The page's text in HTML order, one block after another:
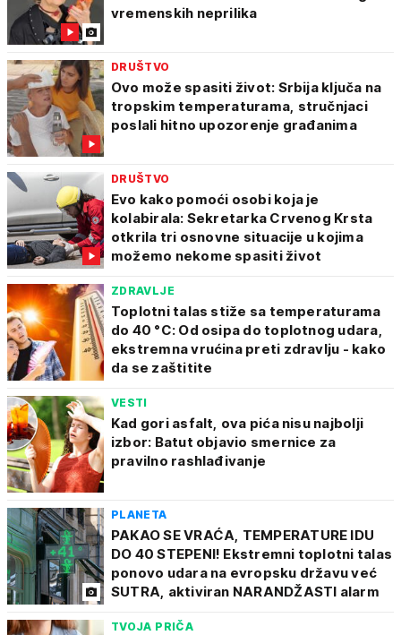
vremenskih neprilika
DRUŠTVO
Ovo može spasiti život: Srbija ključa na
tropskim temperaturama, stručnjaci
poslali hitno upozorenje građanima
DRUŠTVO
Evo kako pomoći osobi koja je
kolabirala: Sekretarka Crvenog Krsta
otkrila tri osnovne situacije u kojima
možemo nekome spasiti život
ZDRAVLJE
Toplotni talas stiže sa temperaturama
do 40 °C: Od osipa do toplotnog udara,
ekstremna vrućina preti zdravlju - kako
da se zaštitite
VESTI
Kad gori asfalt, ova pića nisu najbolji
izbor: Batut objavio smernice za
pravilno rashlađivanje
PLANETA
PAKAO SE VRAĆA, TEMPERATURE IDU
DO 40 STEPENI! Ekstremni toplotni talas
ponovo udara na evropsku državu već
SUTRA, aktiviran NARANDŽASTI alarm
TVOJA PRIČA